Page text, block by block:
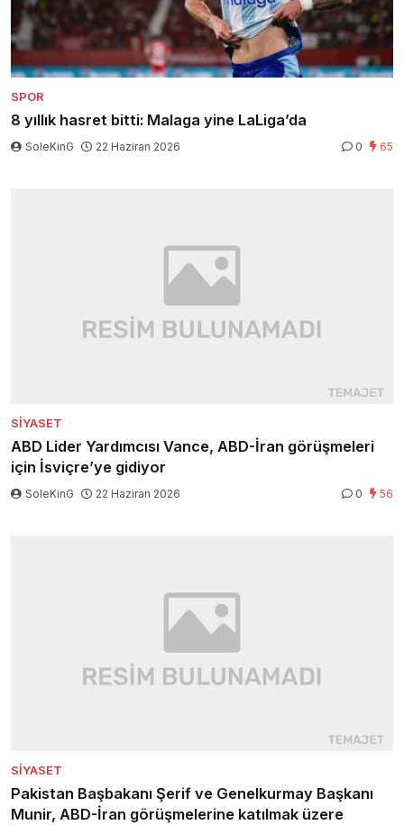
SPOR
8 yıllık hasret bitti: Malaga yine LaLiga’da
SoleKinG 22 Haziran 2026 0 65
SIYASET
ABD Lider Yardımcısı Vance, ABD-İran görüşmeleri
için İsviçre’ye gidiyor
SoleKinG 22 Haziran 2026 0 56
SIYASET
Pakistan Başbakanı Şerif ve Genelkurmay Başkanı
Munir, ABD-İran görüşmelerine katılmak üzere